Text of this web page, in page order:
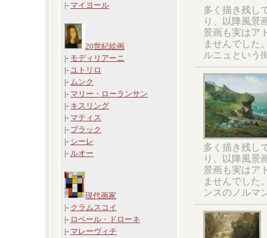
|- マイヨール
20世紀絵画
|- モディリアーニ
|- ユトリロ
|- ムンク
|- マリー・ローランサン
|- キスリング
|- マティス
|- ブラック
|- シーレ
|- ルオー
現代画家
|- クラムスコイ
|- ロベール・ドローネ
|- マレーヴィチ
多く描き残し
り、以降風景
景画も実はア
ませんでした
ルニュという
多く描き残し
り、以降風景
景画も実はア
ませんでした
ンスのノルマ